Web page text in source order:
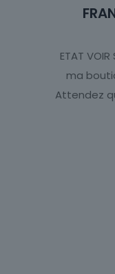
ETAT
ma
Attendez